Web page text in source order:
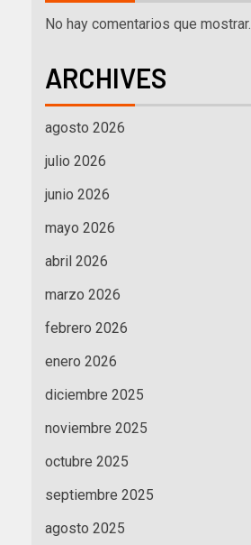
No hay comentarios que mostrar.
ARCHIVES
agosto 2026
julio 2026
junio 2026
mayo 2026
abril 2026
marzo 2026
febrero 2026
enero 2026
diciembre 2025
noviembre 2025
octubre 2025
septiembre 2025
agosto 2025